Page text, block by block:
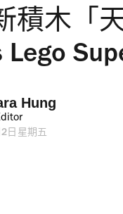
積木「
Lego
Hung
日星期五